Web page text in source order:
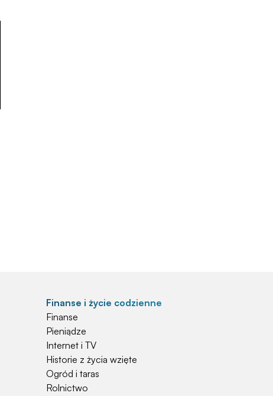
Finanse i życie codzienne
Finanse
Pieniądze
Internet i TV
Historie z życia wzięte
Ogród i taras
Rolnictwo